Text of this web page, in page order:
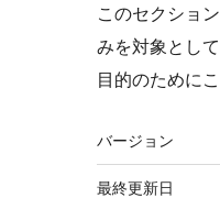
このセクショ
みを対象とし
目的のために
メ
タ
バージョン
最終更新日